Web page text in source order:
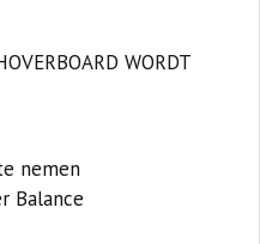
WORDT
nemen
Balance